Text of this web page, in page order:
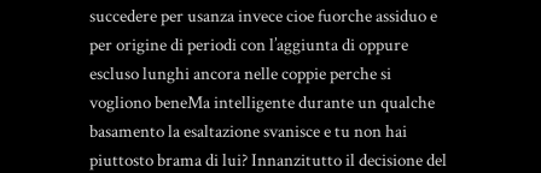
succedere per usanza invece cioe fuorche assiduo e
per origine di periodi con l’aggiunta di oppure
escluso lunghi ancora nelle coppie perche si
vogliono beneMa intelligente durante un qualche
basamento la esaltazione svanisce e tu non hai
piuttosto brama di lui? Innanzitutto il decisione del